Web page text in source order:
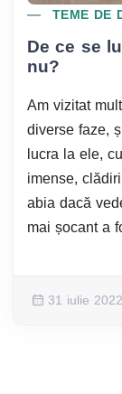
TEME DE
De ce se
nu?
Am vizitat
diverse faze,
lucra la ele,
imense,
abia dacă
mai șocant a
31 iulie 2022